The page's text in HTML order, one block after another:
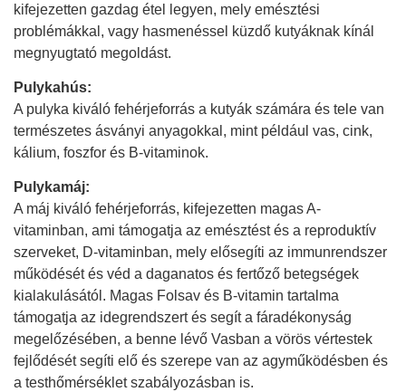
kifejezetten gazdag étel legyen, mely emésztési
problémákkal, vagy hasmenéssel küzdő kutyáknak kínál
megnyugtató megoldást.
Pulykahús:
A pulyka kiváló fehérjeforrás a kutyák számára és tele van
természetes ásványi anyagokkal, mint például vas, cink,
kálium, foszfor és B-vitaminok.
Pulykamáj:
A máj kiváló fehérjeforrás, kifejezetten magas A-
vitaminban, ami támogatja az emésztést és a reproduktív
szerveket, D-vitaminban, mely elősegíti az immunrendszer
működését és véd a daganatos és fertőző betegségek
kialakulásától. Magas Folsav és B-vitamin tartalma
támogatja az idegrendszert és segít a fáradékonyság
megelőzésében, a benne lévő Vasban a vörös vértestek
fejlődését segíti elő és szerepe van az agyműködésben és
a testhőmérséklet szabályozásban is.